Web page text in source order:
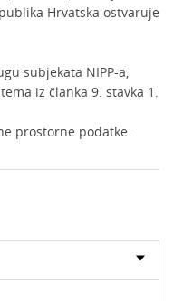
Hrvatska ostvaruje
subjekata NIPP-a,
iz članka 9. stavka 1.
prostorne podatke.